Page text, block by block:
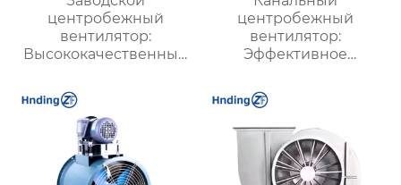
центробежный
вентилятор:
Высококачественные
эффективной
вентиляции на
производстве
центробежный
вентилятор:
Эффективное
вентиляции и
кондиционирования